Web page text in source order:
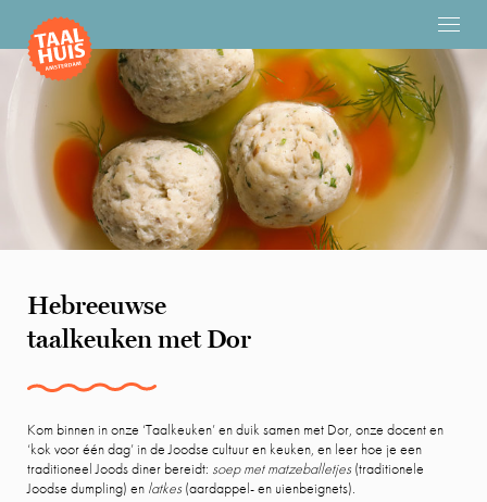
Hebreeuwse
taalkeuken met Dor
Kom binnen in onze ‘Taalkeuken’ en duik samen met Dor, onze docent en
‘kok voor één dag’ in de Joodse cultuur en keuken, en leer hoe je een
traditioneel Joods diner bereidt: soep met matzeballetjes (traditionele
Joodse dumpling) en latkes (aardappel- en uienbeignets).